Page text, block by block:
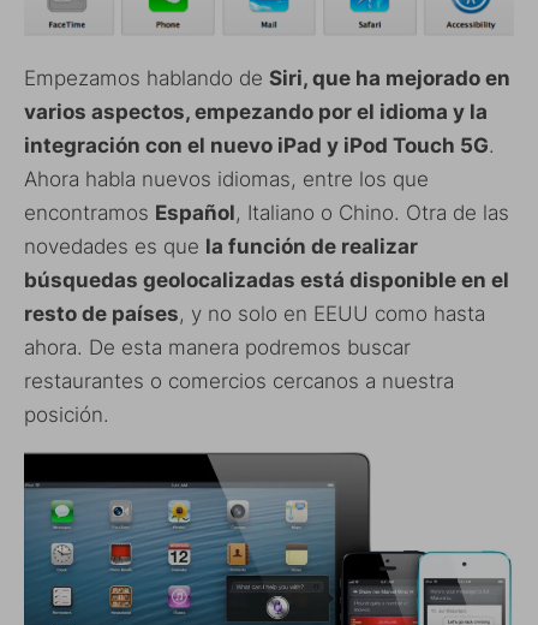
Empezamos hablando de Siri, que ha mejorado en
varios aspectos, empezando por el idioma y la
integración con el nuevo iPad y iPod Touch 5G.
Ahora habla nuevos idiomas, entre los que
encontramos Español, Italiano o Chino. Otra de las
novedades es que la función de realizar
búsquedas geolocalizadas está disponible en el
resto de países, y no solo en EEUU como hasta
ahora. De esta manera podremos buscar
restaurantes o comercios cercanos a nuestra
posición.